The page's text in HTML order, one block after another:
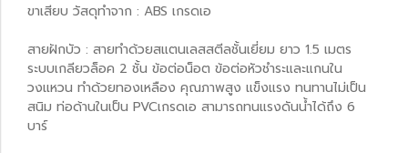
ขาเสียบ วัสดุทำจาก : ABS เกรดเอ
สายฝักบัว : สายทำด้วยสแตนเลสสตีลชั้นเยี่ยม ยาว 1.5 เมตร
ระบบเกลียวล็อค 2 ชั้น ข้อต่อน็อต ข้อต่อหัวชำระและแกนใน
วงแหวน ทำด้วยทองเหลือง คุณภาพสูง แข็งแรง ทนทานไม่เป็น
สนิม ท่อด้านในเป็น PVCเกรดเอ สามารถทนแรงดันน้ำได้ถึง 6
บาร์